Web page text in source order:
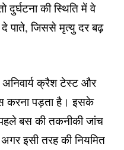
दुर्घटना की स्थिति में वे
दे पाते, जिससे मृत्यु दर बढ़
क्रैश टेस्ट और
करना पड़ता है। इसके
बस की तकनीकी जांच
इसी तरह की नियमित